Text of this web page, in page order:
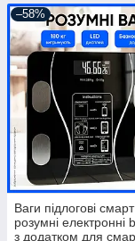
–58%
Ваги підлогові
розумні електронні
з додатком для